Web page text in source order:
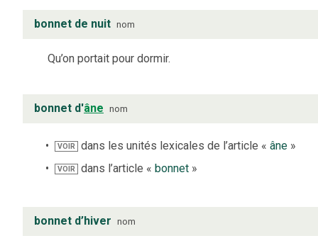
bonnet de nuit nom
Qu’on portait pour dormir.
bonnet d'âne nom
VOIR dans les unités lexicales de l’article «âne »
VOIR dans l’article «bonnet »
bonnet d’hiver nom